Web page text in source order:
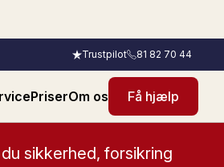
Trustpilot 81 82 70 44
PriserOm os Få hjælp
sikkerhed, forsikring